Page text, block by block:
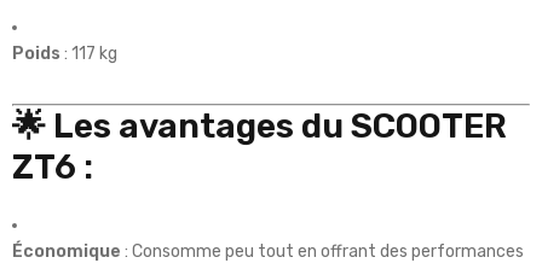
Poids : 117 kg
🌟 Les avantages du SCOOTER
ZT6 :
Économique : Consomme peu tout en offrant des performances